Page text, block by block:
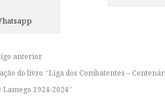
anterior
do livro “Liga dos Combatentes –
Lamego 1924-2024”